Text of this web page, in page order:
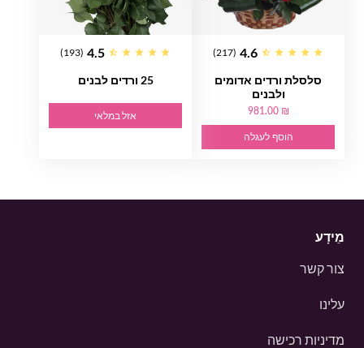
4.6
(217)
סלסלת ורדים אדומים
ולבנים
981.00 ₪
הוסף לעגלה
4.5
(193)
25 ורדים לבנים
אזל במלאי
מֵידָע
צור קשר
עלינו
מדיניות רכישה